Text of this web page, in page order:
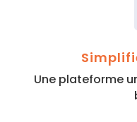
Une plateforme